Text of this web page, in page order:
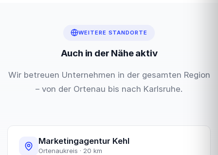
WEITERE STANDORTE
Auch in der Nähe aktiv
Wir betreuen Unternehmen in der gesamten Region
– von der Ortenau bis nach Karlsruhe.
Marketingagentur Kehl
Ortenaukreis · 20 km